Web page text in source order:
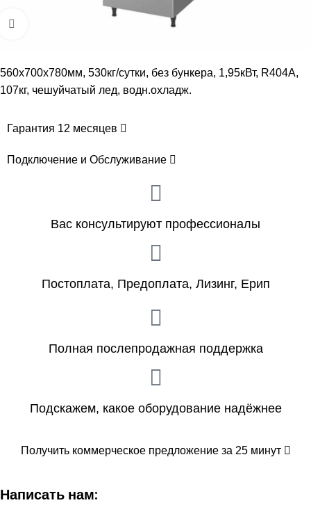
560x700x780мм, 530кг/сутки, без бункера, 1,95кВт, R404A,
107кг, чешуйчатый лед, водн.охладж.
Гарантия 12 месяцев
Подключение и Обслуживание
Вас консультируют профессионалы
Постоплата, Предоплата, Лизинг, Ерип
Полная послепродажная поддержка
Подскажем, какое оборудование надёжнее
Получить коммерческое предложение за 25 минут
Написать нам: